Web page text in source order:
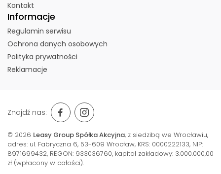
Kontakt
Informacje
Regulamin serwisu
Ochrona danych osobowych
Polityka prywatności
Reklamacje
© 2026 Leasy Group Spółka Akcyjna, z siedzibą we Wrocławiu,
adres: ul. Fabryczna 6, 53-609 Wrocław, KRS: 0000222133, NIP:
8971699432, REGON: 933036760, kapitał zakładowy: 3.000.000,00
zł (wpłacony w całości).
Znajdź nas: